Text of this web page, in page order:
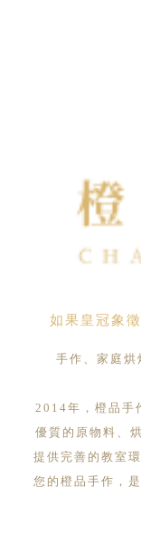
如果皇冠象
手作、家庭烘
2014年，橙品手
優質的原物料、
提供完善的教室
您的橙品手作，